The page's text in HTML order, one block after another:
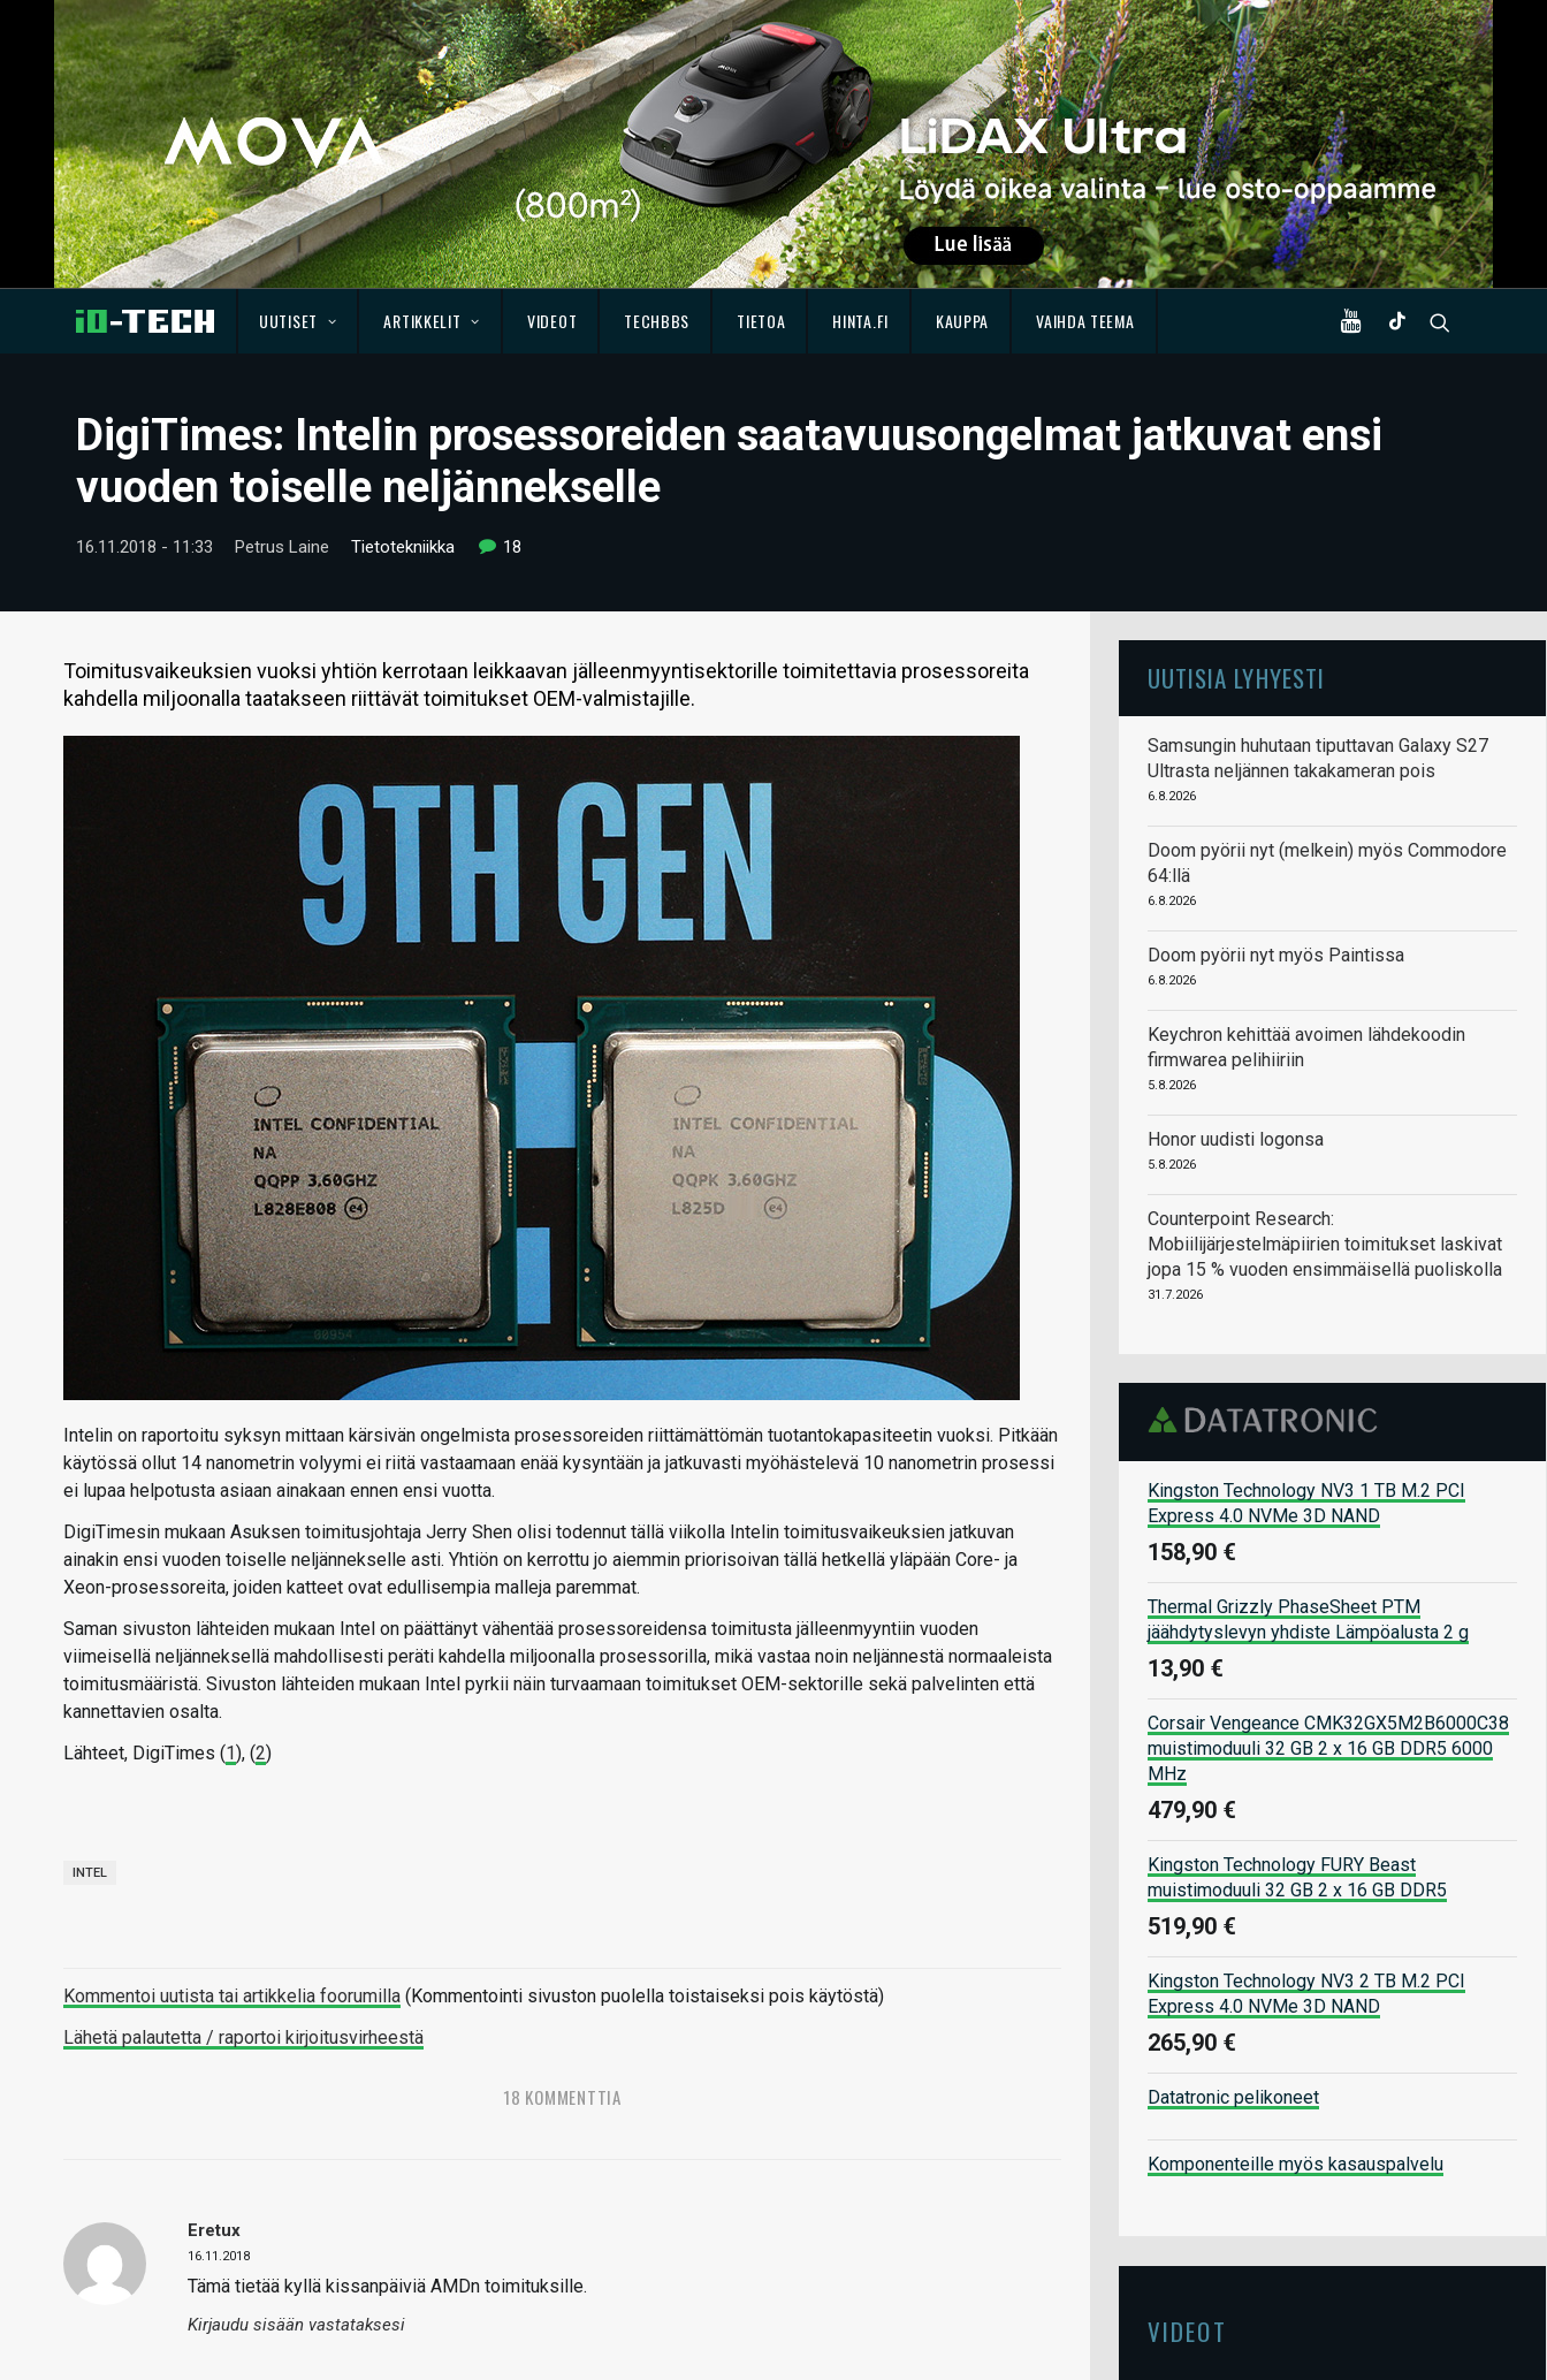
UUTISET ARTIKKELIT VIDEOT TECHBBS TIETOA HINTA.FI KAUPPA VAIHDA TEEMA
DigiTimes: Intelin prosessoreiden saatavuusongelmat jatkuvat ensi
vuoden toiselle neljännekselle
16.11.2018 - 11:33 Petrus Laine Tietotekniikka 18
Toimitusvaikeuksien vuoksi yhtiön kerrotaan leikkaavan jälleenmyyntisektorille toimitettavia prosessoreita
kahdella miljoonalla taatakseen riittävät toimitukset OEM-valmistajille.
Intelin on raportoitu syksyn mittaan kärsivän ongelmista prosessoreiden riittämättömän tuotantokapasiteetin vuoksi. Pitkään
käytössä ollut 14 nanometrin volyymi ei riitä vastaamaan enää kysyntään ja jatkuvasti myöhästelevä 10 nanometrin prosessi
ei lupaa helpotusta asiaan ainakaan ennen ensi vuotta.
DigiTimesin mukaan Asuksen toimitusjohtaja Jerry Shen olisi todennut tällä viikolla Intelin toimitusvaikeuksien jatkuvan
ainakin ensi vuoden toiselle neljännekselle asti. Yhtiön on kerrottu jo aiemmin priorisoivan tällä hetkellä yläpään Core- ja
Xeon-prosessoreita, joiden katteet ovat edullisempia malleja paremmat.
Saman sivuston lähteiden mukaan Intel on päättänyt vähentää prosessoreidensa toimitusta jälleenmyyntiin vuoden
viimeisellä neljänneksellä mahdollisesti peräti kahdella miljoonalla prosessorilla, mikä vastaa noin neljännestä normaaleista
toimitusmääristä. Sivuston lähteiden mukaan Intel pyrkii näin turvaamaan toimitukset OEM-sektorille sekä palvelinten että
kannettavien osalta.
Lähteet, DigiTimes (1), (2)
INTEL
Kommentoi uutista tai artikkelia foorumilla (Kommentointi sivuston puolella toistaiseksi pois käytöstä)
Lähetä palautetta / raportoi kirjoitusvirheestä
18 KOMMENTTIA
Eretux
16.11.2018
Tämä tietää kyllä kissanpäiviä AMDn toimituksille.
Kirjaudu sisään vastataksesi
UUTISIA LYHYESTI
Samsungin huhutaan tiputtavan Galaxy S27
Ultrasta neljännen takakameran pois
6.8.2026
Doom pyörii nyt (melkein) myös Commodore
64:llä
6.8.2026
Doom pyörii nyt myös Paintissa
6.8.2026
Keychron kehittää avoimen lähdekoodin
firmwarea pelihiiriin
5.8.2026
Honor uudisti logonsa
5.8.2026
Counterpoint Research:
Mobiilijärjestelmäpiirien toimitukset laskivat
jopa 15 % vuoden ensimmäisellä puoliskolla
31.7.2026
Kingston Technology NV3 1 TB M.2 PCI
Express 4.0 NVMe 3D NAND
158,90 €
Thermal Grizzly PhaseSheet PTM
jäähdytyslevyn yhdiste Lämpöalusta 2 g
13,90 €
Corsair Vengeance CMK32GX5M2B6000C38
muistimoduuli 32 GB 2 x 16 GB DDR5 6000
MHz
479,90 €
Kingston Technology FURY Beast
muistimoduuli 32 GB 2 x 16 GB DDR5
519,90 €
Kingston Technology NV3 2 TB M.2 PCI
Express 4.0 NVMe 3D NAND
265,90 €
Datatronic pelikoneet
Komponenteille myös kasauspalvelu
VIDEOT